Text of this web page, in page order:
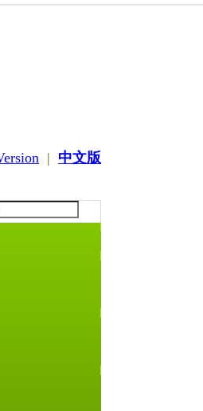
| 中文版